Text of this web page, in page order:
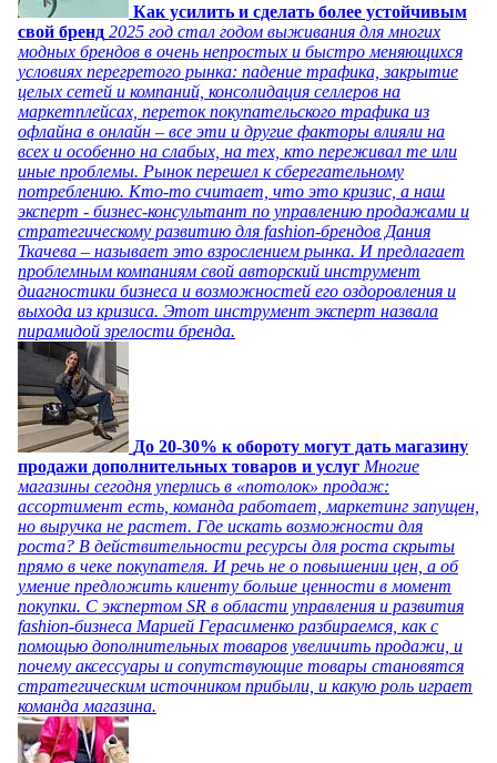
Как усилить и сделать более устойчивым
свой бренд 2025 год стал годом выживания для многих
модных брендов в очень непростых и быстро меняющихся
условиях перегретого рынка: падение трафика, закрытие
целых сетей и компаний, консолидация селлеров на
маркетплейсах, переток покупательского трафика из
офлайна в онлайн – все эти и другие факторы влияли на
всех и особенно на слабых, на тех, кто переживал те или
иные проблемы. Рынок перешел к сберегательному
потреблению. Кто-то считает, что это кризис, а наш
эксперт - бизнес-консультант по управлению продажами и
стратегическому развитию для fashion-брендов Дания
Ткачева – называет это взрослением рынка. И предлагает
проблемным компаниям свой авторский инструмент
диагностики бизнеса и возможностей его оздоровления и
выхода из кризиса. Этот инструмент эксперт назвала
пирамидой зрелости бренда.
До 20-30% к обороту могут дать магазину
продажи дополнительных товаров и услуг Многие
магазины сегодня уперлись в «потолок» продаж:
ассортимент есть, команда работает, маркетинг запущен,
но выручка не растет. Где искать возможности для
роста? В действительности ресурсы для роста скрыты
прямо в чеке покупателя. И речь не о повышении цен, а об
умение предложить клиенту больше ценности в момент
покупки. С экспертом SR в области управления и развития
fashion-бизнеса Марией Герасименко разбираемся, как с
помощью дополнительных товаров увеличить продажи, и
почему аксессуары и сопутствующие товары становятся
стратегическим источником прибыли, и какую роль играет
команда магазина.